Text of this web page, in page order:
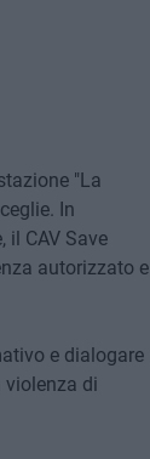
"La
In
CAV Save
autorizzato e
e dialogare
violenza di